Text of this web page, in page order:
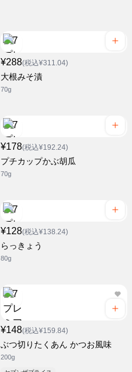
¥288(税込¥311.04)
大根みそ漬
70g
¥178(税込¥192.24)
プチカップかぶ胡瓜
70g
¥128(税込¥138.24)
らっきょう
80g
¥148(税込¥159.84)
ぶつ切りたくあん かつお風味
200g